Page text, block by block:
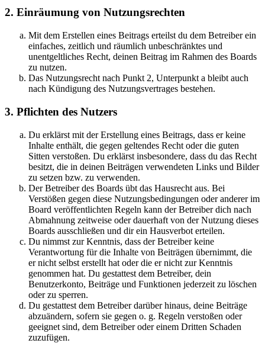
2. Einräumung von Nutzungsrechten
Mit dem Erstellen eines Beitrags erteilst du dem Betreiber ein
einfaches, zeitlich und räumlich unbeschränktes und
unentgeltliches Recht, deinen Beitrag im Rahmen des Boards
zu nutzen.
Das Nutzungsrecht nach Punkt 2, Unterpunkt a bleibt auch
nach Kündigung des Nutzungsvertrages bestehen.
3. Pflichten des Nutzers
Du erklärst mit der Erstellung eines Beitrags, dass er keine
Inhalte enthält, die gegen geltendes Recht oder die guten
Sitten verstoßen. Du erklärst insbesondere, dass du das Recht
besitzt, die in deinen Beiträgen verwendeten Links und Bilder
zu setzen bzw. zu verwenden.
Der Betreiber des Boards übt das Hausrecht aus. Bei
Verstößen gegen diese Nutzungsbedingungen oder anderer im
Board veröffentlichten Regeln kann der Betreiber dich nach
Abmahnung zeitweise oder dauerhaft von der Nutzung dieses
Boards ausschließen und dir ein Hausverbot erteilen.
Du nimmst zur Kenntnis, dass der Betreiber keine
Verantwortung für die Inhalte von Beiträgen übernimmt, die
er nicht selbst erstellt hat oder die er nicht zur Kenntnis
genommen hat. Du gestattest dem Betreiber, dein
Benutzerkonto, Beiträge und Funktionen jederzeit zu löschen
oder zu sperren.
Du gestattest dem Betreiber darüber hinaus, deine Beiträge
abzuändern, sofern sie gegen o. g. Regeln verstoßen oder
geeignet sind, dem Betreiber oder einem Dritten Schaden
zuzufügen.